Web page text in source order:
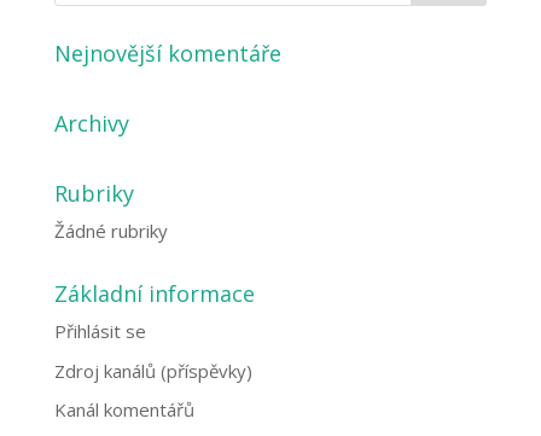
Nejnovější komentáře
Archivy
Rubriky
Žádné rubriky
Základní informace
Přihlásit se
Zdroj kanálů (příspěvky)
Kanál komentářů